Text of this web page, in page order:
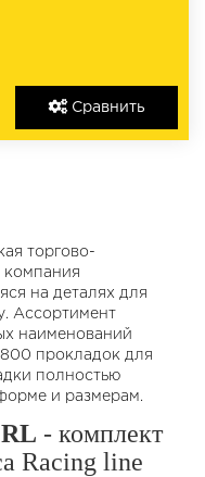
Сравнить
торгово-
компания
на деталях для
Ассортимент
наименований
800 прокладок для
полностью
и размерам.
- комплект
Racing line